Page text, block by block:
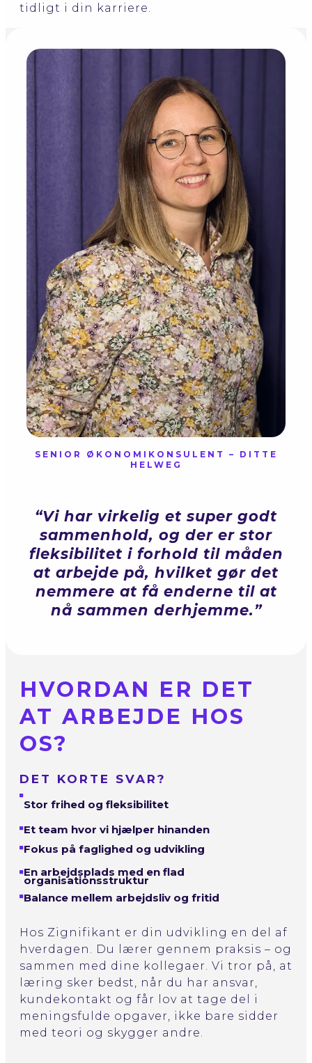
tidligt i din karriere.
SENIOR ØKONOMIKONSULENT – DITTE
HELWEG
“Vi har virkelig et super godt
sammenhold, og der er stor
fleksibilitet i forhold til måden
at arbejde på, hvilket gør det
nemmere at få enderne til at
nå sammen derhjemme.”
HVORDAN ER DET
AT ARBEJDE HOS
OS?
DET KORTE SVAR?
Stor frihed og fleksibilitet
Et team hvor vi hjælper hinanden
Fokus på faglighed og udvikling
En arbejdsplads med en flad
organisationsstruktur
Balance mellem arbejdsliv og fritid
Hos Zignifikant er din udvikling en del af
hverdagen. Du lærer gennem praksis – og
sammen med dine kollegaer. Vi tror på, at
læring sker bedst, når du har ansvar,
kundekontakt og får lov at tage del i
meningsfulde opgaver, ikke bare sidder
med teori og skygger andre.